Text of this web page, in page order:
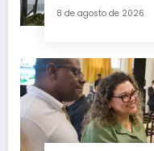
8 de agosto de 2026